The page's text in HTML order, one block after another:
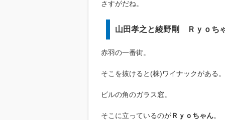
さすがだね。
山田孝之と綾野剛 Ｒｙｏち
赤羽の一番街。
そこを抜けると(株)ワイナックがある。
ビルの角のガラス窓。
そこに立っているのがＲｙｏちゃん。